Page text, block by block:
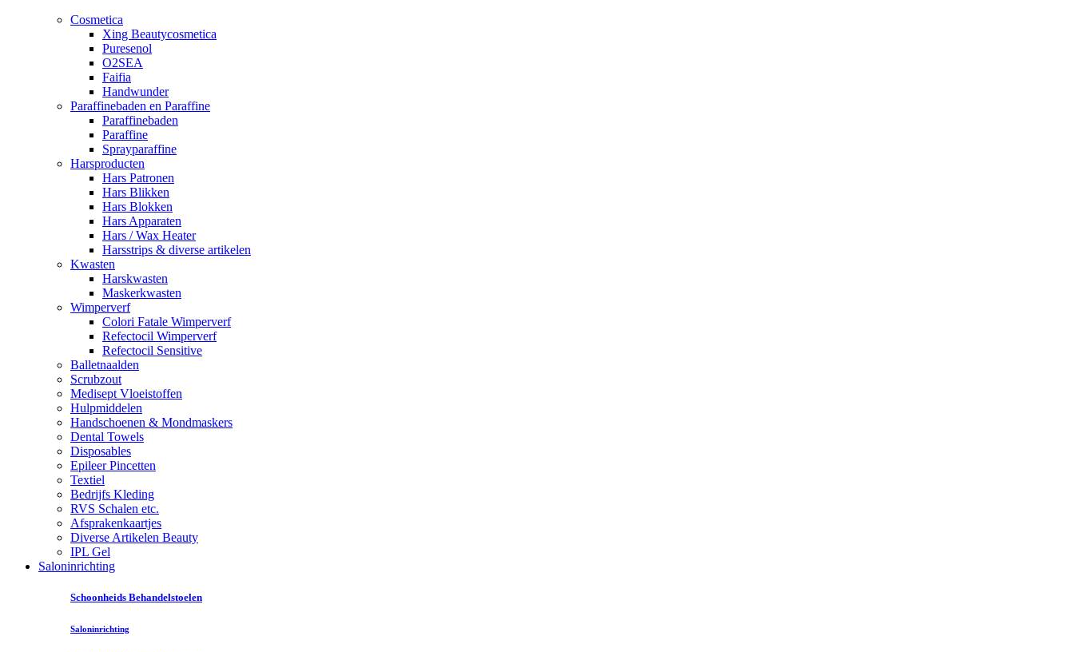
Cosmetica
Xing Beautycosmetica
Puresenol
O2SEA
Faifia
Handwunder
Paraffinebaden en Paraffine
Paraffinebaden
Paraffine
Sprayparaffine
Harsproducten
Hars Patronen
Hars Blikken
Hars Blokken
Hars Apparaten
Hars / Wax Heater
Harsstrips & diverse artikelen
Kwasten
Harskwasten
Maskerkwasten
Wimperverf
Colori Fatale Wimperverf
Refectocil Wimperverf
Refectocil Sensitive
Balletnaalden
Scrubzout
Medisept Vloeistoffen
Hulpmiddelen
Handschoenen & Mondmaskers
Dental Towels
Disposables
Epileer Pincetten
Textiel
Bedrijfs Kleding
RVS Schalen etc.
Afsprakenkaartjes
Diverse Artikelen Beauty
IPL Gel
Saloninrichting
Schoonheids Behandelstoelen
Saloninrichting